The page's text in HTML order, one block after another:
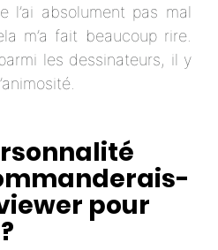
l’ai absolument pas mal
m’a fait beaucoup rire.
les dessinateurs, il y
pour